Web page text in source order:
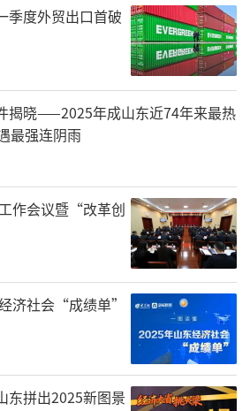
药将相关返利款项通过对公
司在扣除一定比例开票费后
理商控制的个人账户，从而
，该资金用于支付相关人员
涉案资金流转路径。
的银行流水显示，南宁敏顺
司取得转账金额后短期内
务报销-备注：市场推广费
报销”等名义转出大额款
常。
局披露的信息来看，涉案开
诸多异常情况。
季度外贸出口首破
揭晓——2025年成山东近74年来最热
最强连阴雨
作会议暨“改革创
济社会“成绩单”
东拼出2025新图景